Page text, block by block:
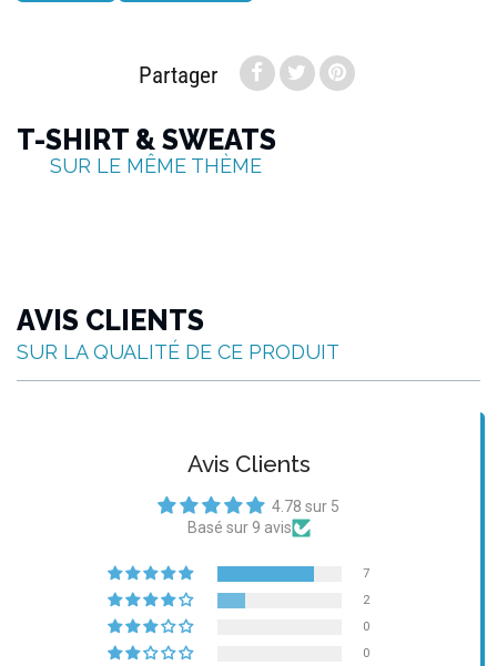
Partager
T-SHIRT & SWEATS
SUR LE MÊME THÈME
AVIS CLIENTS
SUR LA QUALITÉ DE CE PRODUIT
Avis Clients
4.78 sur 5
Basé sur 9 avis
7
2
0
0